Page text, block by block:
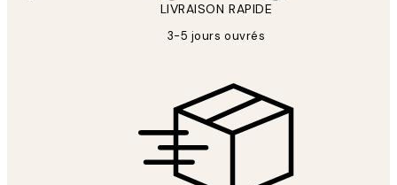
LIVRAISON RAPIDE
3-5 jours ouvrés